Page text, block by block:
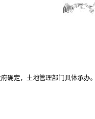
确定，土地管理部门具体承办